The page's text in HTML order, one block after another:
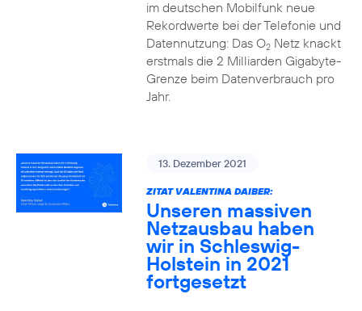
im deutschen Mobilfunk neue
Rekordwerte bei der Telefonie und
Datennutzung: Das O2Netz knackt
erstmals die 2 Milliarden Gigabyte-
Grenze beim Datenverbrauch pro
Jahr.
13. Dezember 2021
ZITAT VALENTINA DAIBER:
Unseren massiven
Netzausbau haben
wir in Schleswig-
Holstein in 2021
fortgesetzt